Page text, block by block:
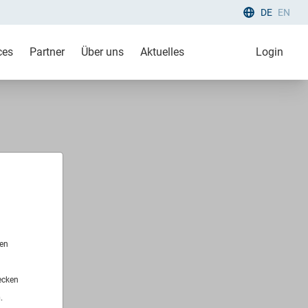
DE EN
Partner Über uns Aktuelles Login